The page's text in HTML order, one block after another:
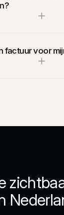
factuur voor